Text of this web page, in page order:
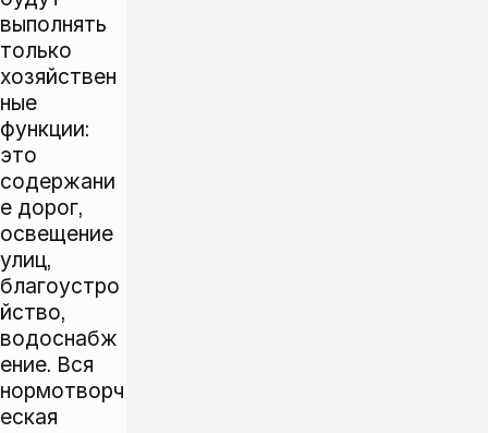
выполнять
только
хозяйствен
ные
функции:
это
содержани
е дорог,
освещение
улиц,
благоустро
йство,
водоснабж
ение. Вся
нормотворч
еская